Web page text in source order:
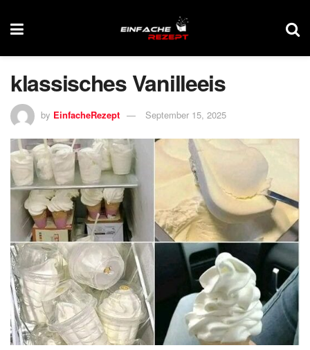
klassisches Vanilleeis
by EinfacheRezept September 15, 2025